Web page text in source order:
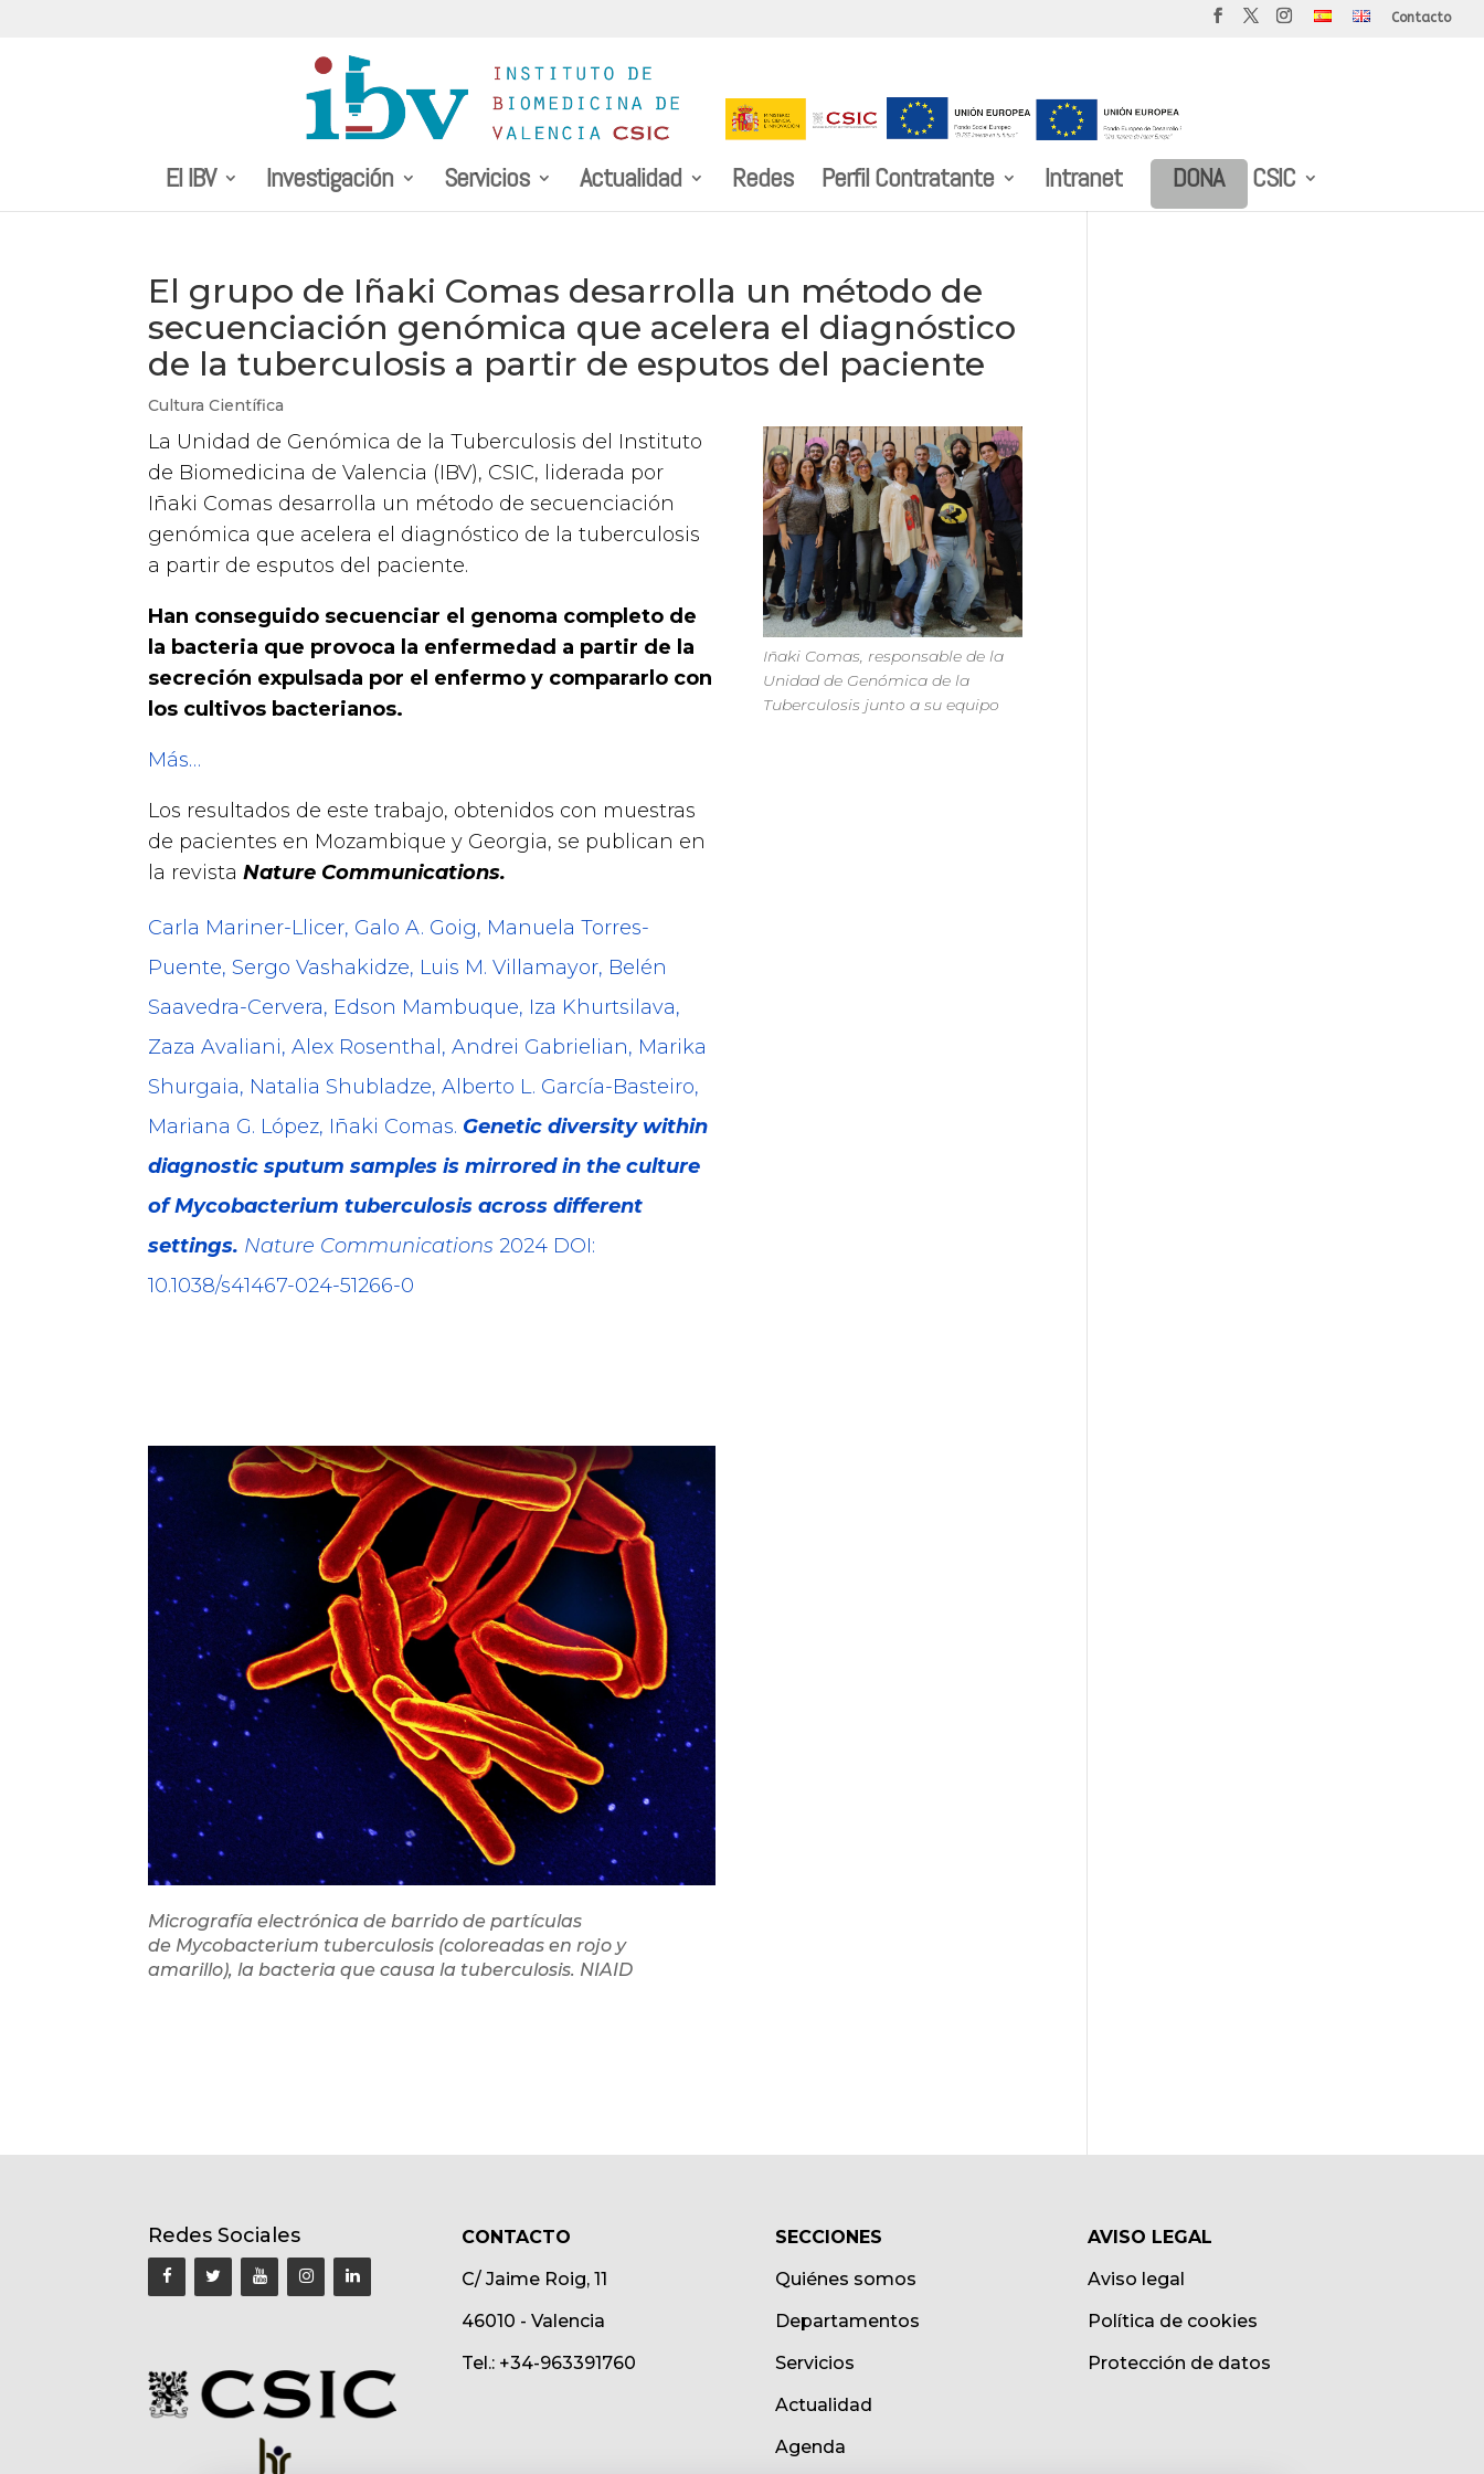
Contacto
El IBV Investigación Servicios Actualidad Redes Perfil Contratante Intranet DONA CSIC
El grupo de Iñaki Comas desarrolla un método de
secuenciación genómica que acelera el diagnóstico
de la tuberculosis a partir de esputos del paciente
Cultura Científica
La Unidad de Genómica de la Tuberculosis del Instituto
de Biomedicina de Valencia (IBV), CSIC, liderada por
Iñaki Comas desarrolla un método de secuenciación
genómica que acelera el diagnóstico de la tuberculosis
a partir de esputos del paciente.
Han conseguido secuenciar el genoma completo de
la bacteria que provoca la enfermedad a partir de la
secreción expulsada por el enfermo y compararlo con
los cultivos bacterianos.
Más…
Los resultados de este trabajo, obtenidos con muestras
de pacientes en Mozambique y Georgia, se publican en
la revistaNature Communications.
Carla Mariner-Llicer, Galo A. Goig, Manuela Torres-
Puente, Sergo Vashakidze, Luis M. Villamayor, Belén
Saavedra-Cervera, Edson Mambuque, Iza Khurtsilava,
Zaza Avaliani, Alex Rosenthal, Andrei Gabrielian, Marika
Shurgaia, Natalia Shubladze, Alberto L. García-Basteiro,
Mariana G. López, Iñaki Comas. Genetic diversity within
diagnostic sputum samples is mirrored in the culture
of Mycobacterium tuberculosis across different
settings. Nature Communications 2024 DOI:
10.1038/s41467-024-51266-0
Micrografía electrónica de barrido de partículas
de Mycobacterium tuberculosis (coloreadas en rojo y
amarillo), la bacteria que causa la tuberculosis. NIAID
Iñaki Comas, responsable de la
Unidad de Genómica de la
Tuberculosis junto a su equipo
Redes Sociales
CONTACTO
C/ Jaime Roig, 11
46010 - Valencia
Tel.: +34-963391760
SECCIONES
Quiénes somos
Departamentos
Servicios
Actualidad
Agenda
AVISO LEGAL
Aviso legal
Política de cookies
Protección de datos